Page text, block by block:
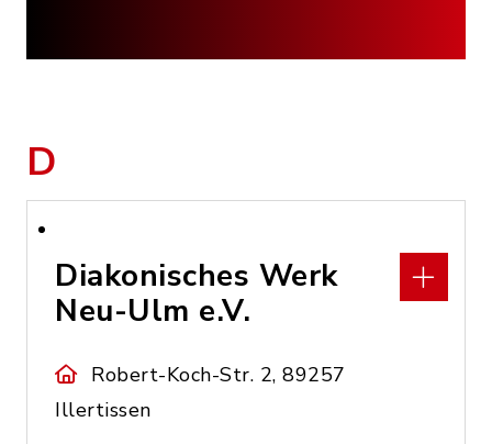
D
Diakonisches Werk
Neu-Ulm e.V.
Robert-Koch-Str. 2, 89257
Illertissen